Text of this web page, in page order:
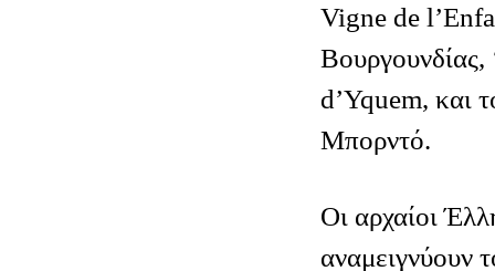
Vigne de
Βουργουνδίας,
d’Yquem, και
Μπορντό.
Οι αρχαίοι
αναμειγνύουν